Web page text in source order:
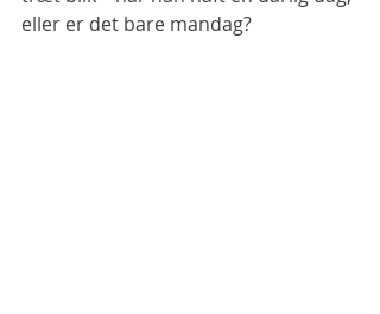
eller er det bare mandag?